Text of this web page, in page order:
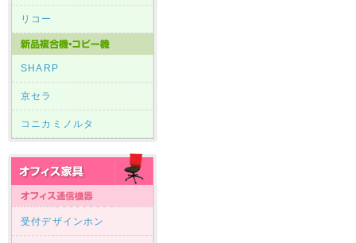
リコー
SHARP
京セラ
コニカミノルタ
受付デザインホン